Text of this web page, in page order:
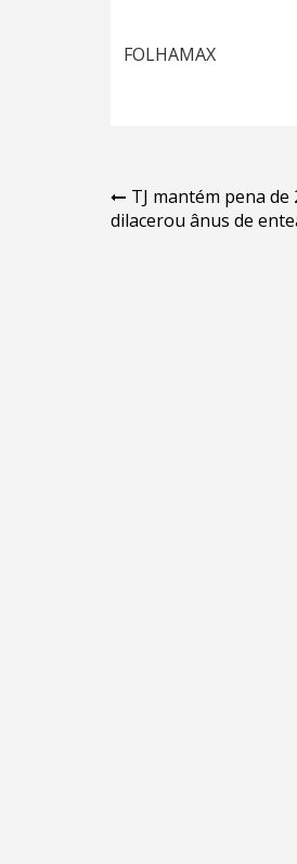
FOLHAMAX
Navegação
de
TJ mantém pena
dilacerou ânus de